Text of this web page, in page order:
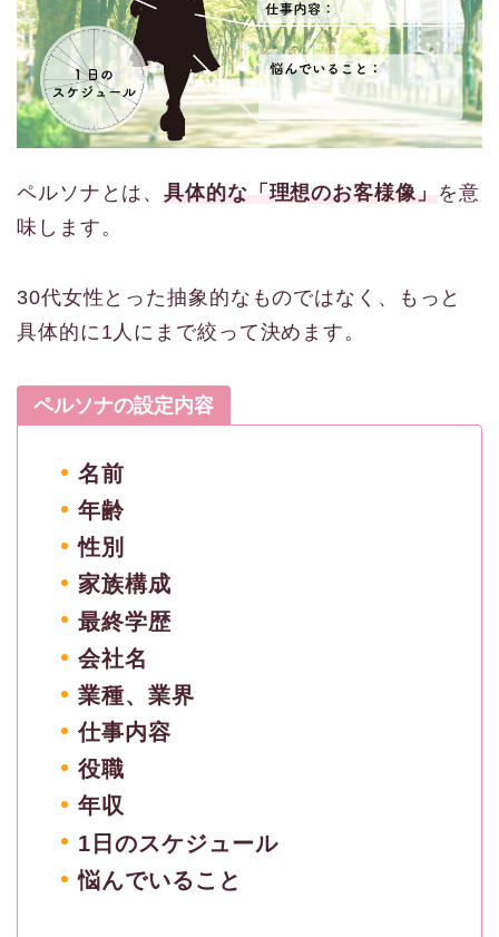
ペルソナとは、具体的な「理想のお客様像」
を意
味します。
30代女性とった抽象的なものではなく、もっと
具体的に1人にまで絞って決めます。
ペルソナの設定内容
名前
年齢
性別
家族構成
最終学歴
会社名
業種、業界
仕事内容
役職
年収
1日のスケジュール
悩んでいること